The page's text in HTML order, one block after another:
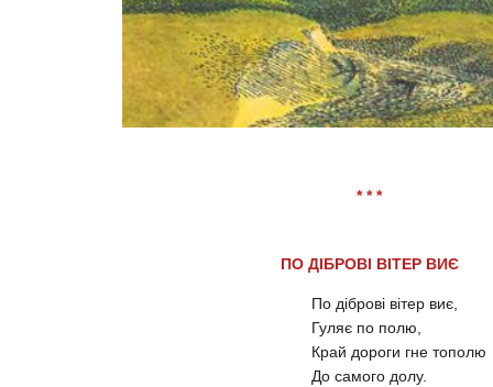
* * *
ПО ДІБРОВІ ВІТЕР ВИЄ
По діброві вітер виє,
Гуляє по полю,
Край дороги гне тополю
До самого долу.